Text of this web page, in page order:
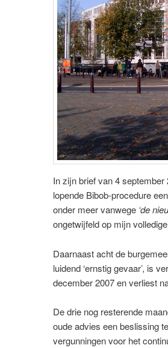
In zijn brief van 4
lopende Bibob-procedure
onder meer vanwege ‘de
ongetwijfeld op mijn
Daarnaast acht de
luidend ‘ernstig gevaar’, is
december 2007 en verliest
De drie nog resterende
oude advies een beslissing
vergunningen voor het